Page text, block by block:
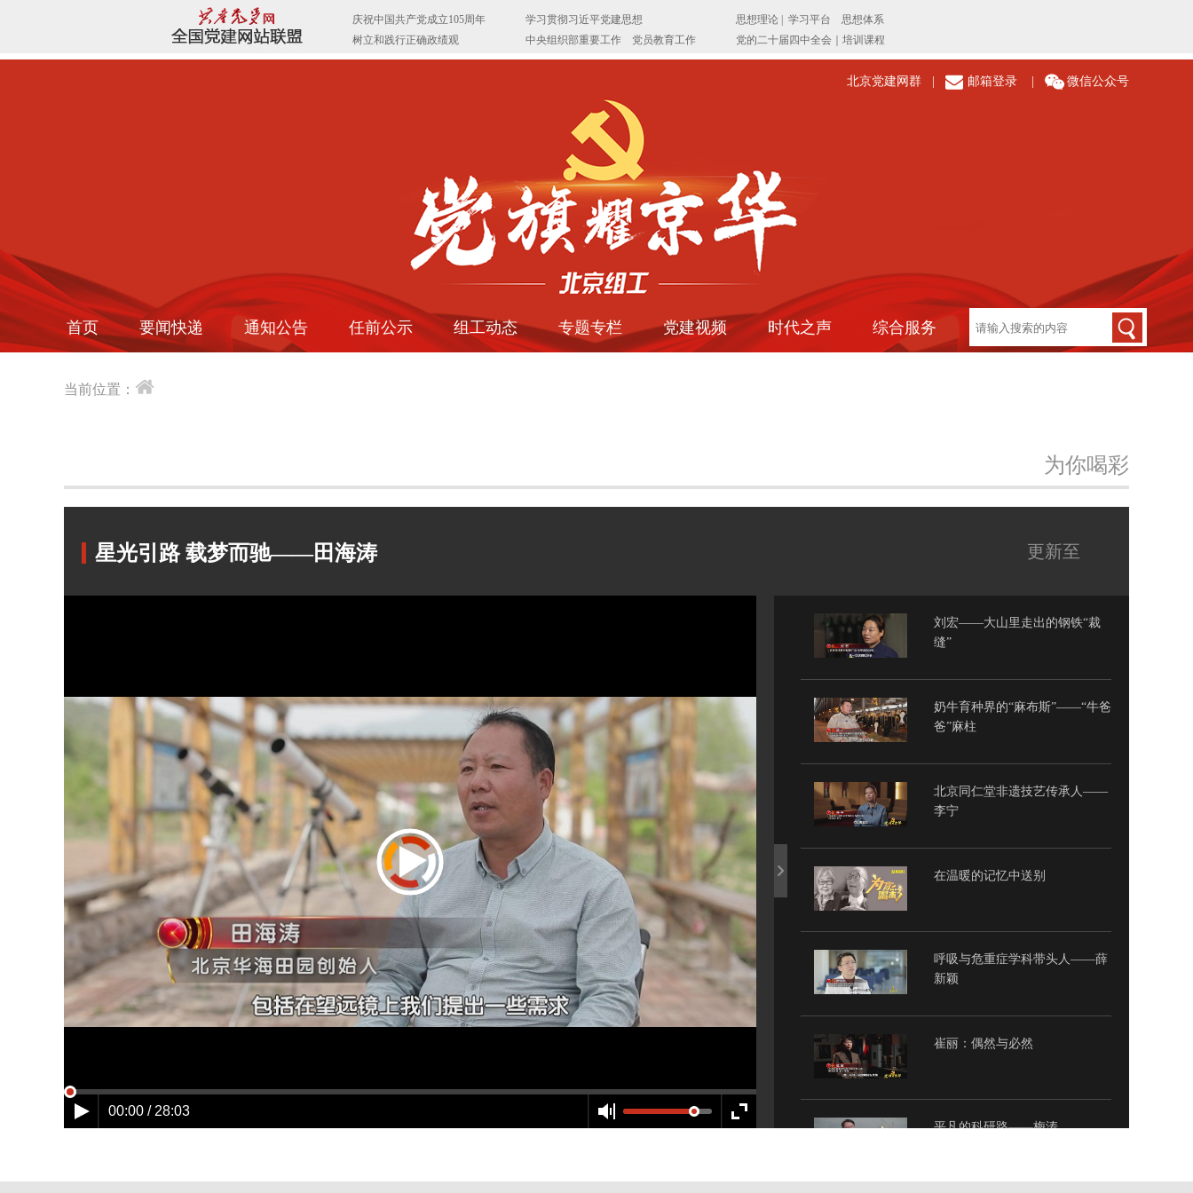
北京党建网群 邮箱登录 微信公众号
首页 要闻快递 通知公告 任前公示 组工动态 专题专栏 党建视频 时代之声 综合服务
当前位置：
为你喝彩
星光引路 载梦而驰——田海涛 更新至
00:00 / 28:03
刘宏——大山里走出的钢铁“裁
缝”
奶牛育种界的“麻布斯”——“牛爸
爸”麻柱
北京同仁堂非遗技艺传承人——
李宁
在温暖的记忆中送别
呼吸与危重症学科带头人——薛
新颖
崔丽：偶然与必然
平凡的科研路——梅涛